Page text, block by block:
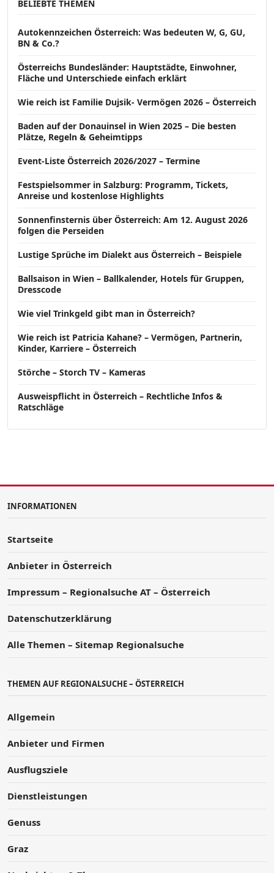
BELIEBTE THEMEN
Autokennzeichen Österreich: Was bedeuten W, G, GU,
BN & Co.?
Österreichs Bundesländer: Hauptstädte, Einwohner,
Fläche und Unterschiede einfach erklärt
Wie reich ist Familie Dujsik- Vermögen 2026 – Österreich
Baden auf der Donauinsel in Wien 2025 – Die besten
Plätze, Regeln & Geheimtipps
Event-Liste Österreich 2026/2027 – Termine
Festspielsommer in Salzburg: Programm, Tickets,
Anreise und kostenlose Highlights
Sonnenfinsternis über Österreich: Am 12. August 2026
folgen die Perseiden
Lustige Sprüche im Dialekt aus Österreich – Beispiele
Ballsaison in Wien – Ballkalender, Hotels für Gruppen,
Dresscode
Wie viel Trinkgeld gibt man in Österreich?
Wie reich ist Patricia Kahane? – Vermögen, Partnerin,
Kinder, Karriere – Österreich
Störche – Storch TV – Kameras
Ausweispflicht in Österreich – Rechtliche Infos &
Ratschläge
INFORMATIONEN
Startseite
Anbieter in Österreich
Impressum – Regionalsuche AT – Österreich
Datenschutzerklärung
Alle Themen – Sitemap Regionalsuche
THEMEN AUF REGIONALSUCHE – ÖSTERREICH
Allgemein
Anbieter und Firmen
Ausflugsziele
Dienstleistungen
Genuss
Graz